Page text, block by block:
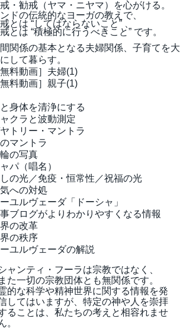
・勧戒（ヤマ・ニヤマ）を心がける。
ドの伝統的なヨーガの教えで、
とは “してはならないこと” 、
とは “積極的に行うべきこと” です。
間関係の基本となる夫婦関係、子育てを大
して暮らす。
無料動画］夫婦(1)
無料動画］親子(1)
身体を清浄にする
クラと波動測定
トリー・マントラ
マントラ
の写真
パ（唱名）
の光／免疫・恒常性／祝福の光
への対処
ユルヴェーダ「ドーシャ」
ブログがよりわかりやすくなる情報
の改革
の秩序
ユルヴェーダの解説
ャンティ・フーラは宗教ではなく、
また一切の宗教団体とも無関係です。
的な科学や精神世界に関する情報を発
してはいますが、特定の神や人を崇拝
ることは、私たちの考えと相容れませ
。